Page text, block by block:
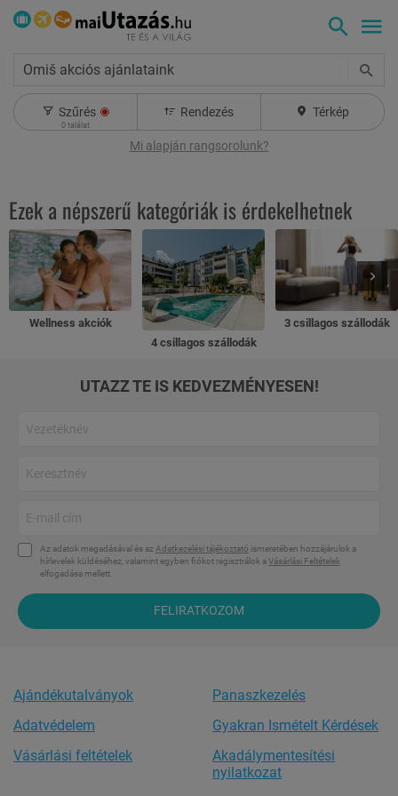
Omiš akciós ajánlataink
Szűrés
0találat
Rendezés Térkép
Mi alapján rangsorolunk?
Ezek a népszerű kategóriák is érdekelhetnek
Wellness akciók
4 csillagos szállodák
3 csillagos szállodák
UTAZZ TE IS KEDVEZMÉNYESEN!
Az adatok megadásával és az Adatkezelési tájékoztató ismeretében hozzájárulok a
hírlevelek küldéséhez, valamint egyben fiókot regisztrálok aVásárlási Feltételek
elfogadása mellett.
FELIRATKOZOM
Ajándékutalványok
Adatvédelem
Vásárlási feltételek
Panaszkezelés
Gyakran Ismételt Kérdések
Akadálymentesítési
nyilatkozat